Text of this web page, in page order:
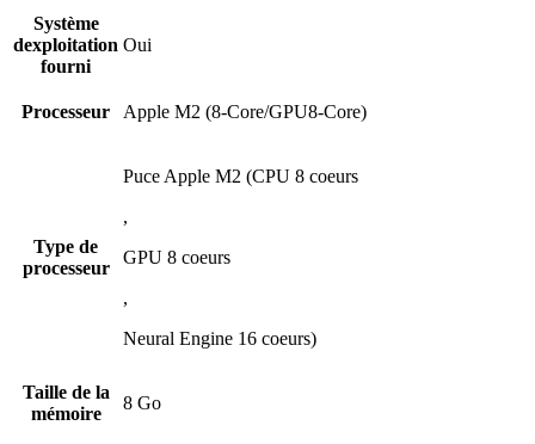
Système
dexploitation
fourni
Oui
Processeur Apple M2 (8-Core/GPU8-Core)
Type de
processeur
Puce Apple M2 (CPU 8 coeurs
,
GPU 8 coeurs
,
Neural Engine 16 coeurs)
Taille de la
mémoire
8 Go